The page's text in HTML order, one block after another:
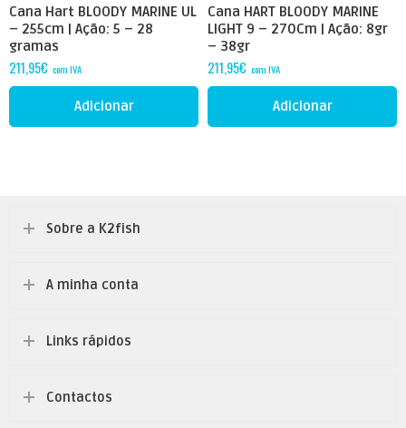
Cana Hart BLOODY MARINE UL
– 255cm | Ação: 5 – 28
gramas
211,95€ com IVA
Adicionar
Cana HART BLOODY MARINE
LIGHT 9 – 270Cm | Ação: 8gr
– 38gr
211,95€ com IVA
Adicionar
Sobre a K2fish
A minha conta
Links rápidos
Contactos